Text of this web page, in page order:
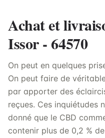
Achat et
Issor - 64570
On peut en quelques
On peut faire de
par apporter des
reçues. Ces inquiétudes
donné que le CBD
contenir plus de 0,2 %